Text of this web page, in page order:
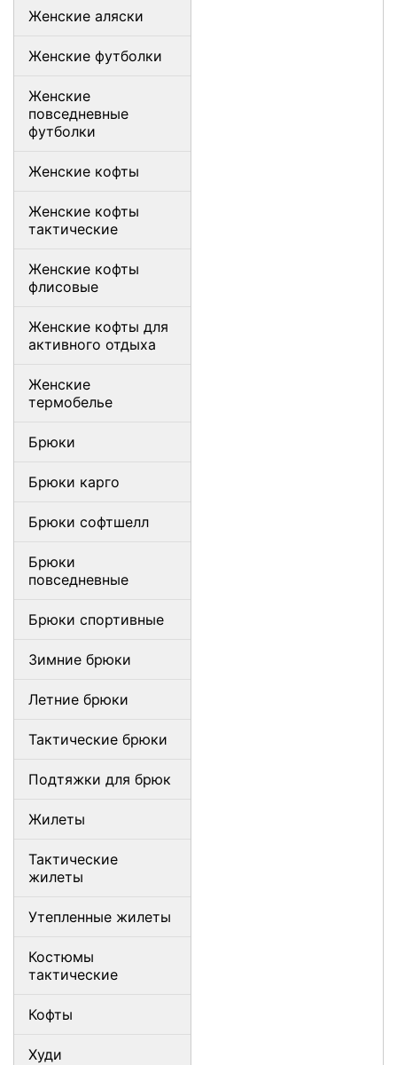
Женские аляски
Женские футболки
Женские
повседневные
футболки
Женские кофты
Женские кофты
тактические
Женские кофты
флисовые
Женские кофты для
активного отдыха
Женские
термобелье
Брюки
Брюки карго
Брюки софтшелл
Брюки
повседневные
Брюки спортивные
Зимние брюки
Летние брюки
Тактические брюки
Подтяжки для брюк
Жилеты
Тактические
жилеты
Утепленные жилеты
Костюмы
тактические
Кофты
Худи